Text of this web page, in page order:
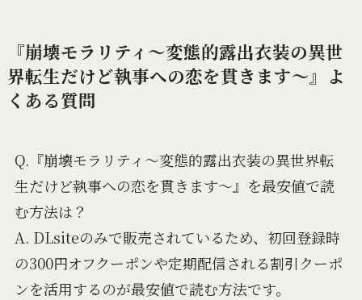
『崩壊モラリティ～変態的露出衣装の異世
界転生だけど執事への恋を貫きます～』よ
くある質問
Q.『崩壊モラリティ～変態的露出衣装の異世界転
生だけど執事への恋を貫きます～』を最安値で読
む方法は？
A. DLsiteのみで販売されているため、初回登録時
の300円オフクーポンや定期配信される割引クーポ
ンを活用するのが最安値で読む方法です。